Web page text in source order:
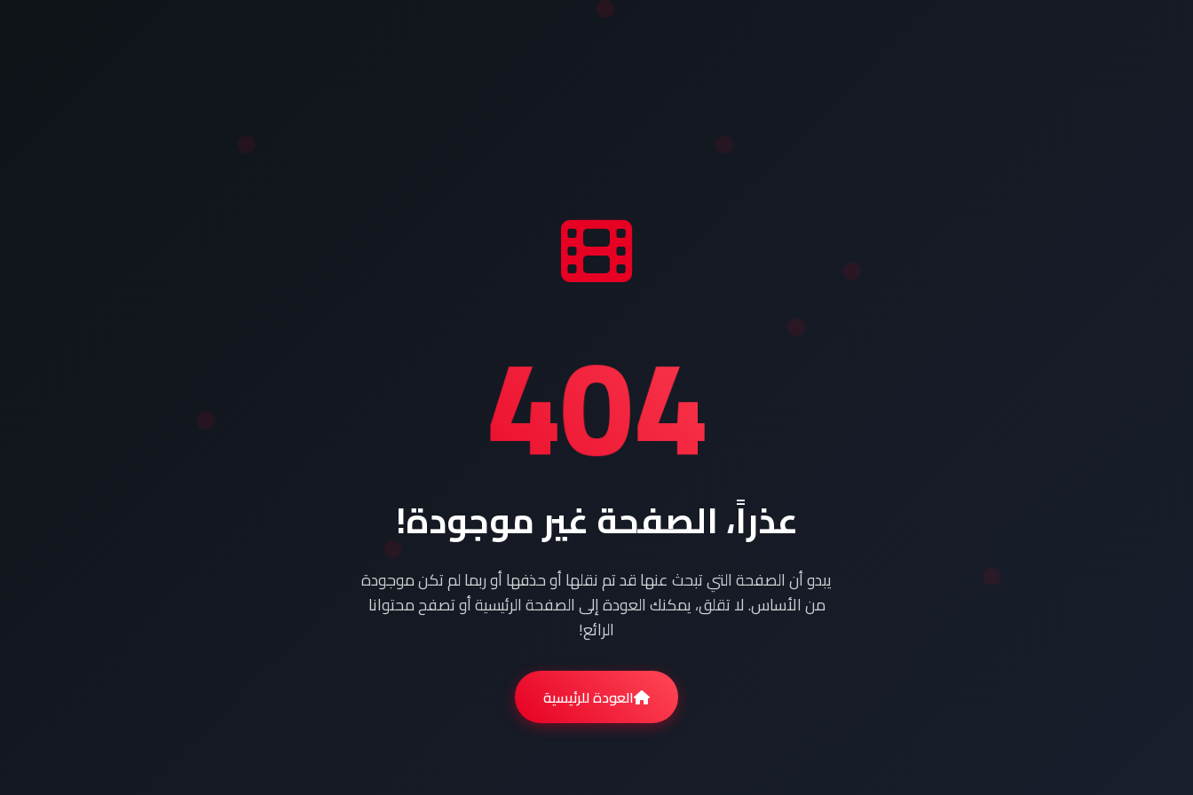
404
عذراً، الصفحة غير موجودة!
يبدو أن الصفحة التي تبحث عنها قد تم نقلها أو حذفها أو ربما لم تكن موجودة
من الأساس. لا تقلق، يمكنك العودة إلى الصفحة الرئيسية أو تصفح محتوانا
الرائع!
العودة للرئيسية